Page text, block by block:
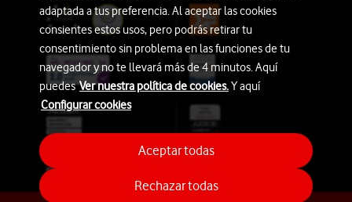
adaptada a tus preferencia. Al aceptar las cookies
consientes estos usos, pero podrás retirar tu
consentimiento sin problema en las funciones de tu
navegador y no te llevará más de 4 minutos. Aquí
puedesVer nuestra política de cookies.Y aquí
Configurar cookies
Rechazar todas
Aceptar todas